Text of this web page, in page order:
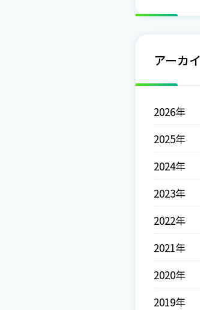
アーカ
2026年
2025年
2024年
2023年
2022年
2021年
2020年
2019年